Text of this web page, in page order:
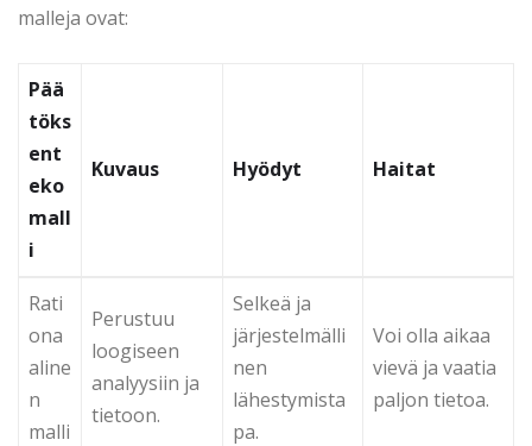
malleja ovat:
Pää
töks
ent
eko
mall
i
Kuvaus Hyödyt Haitat
Rati
ona
aline
n
malli
Perustuu
loogiseen
analyysiin ja
tietoon.
Selkeä ja
järjestelmälli
nen
lähestymista
pa.
Voi olla aikaa
vievä ja vaatia
paljon tietoa.